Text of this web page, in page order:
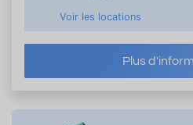
Voir les locations
Plus